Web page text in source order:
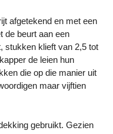
afgetekend en met een
de beurt aan een
stukken klieft van 2,5 tot
de leien hun
die op die manier uit
maar vijftien
gebruikt. Gezien